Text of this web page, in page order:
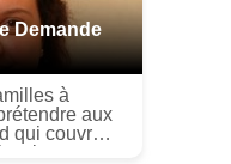
Demande
à
aux
qui couvrent